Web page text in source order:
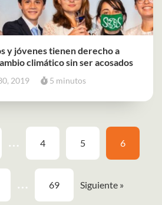
y jóvenes tienen derecho a
climático sin ser acosados
2019 5 minutos
… 4 5 6
… 69 Siguiente »